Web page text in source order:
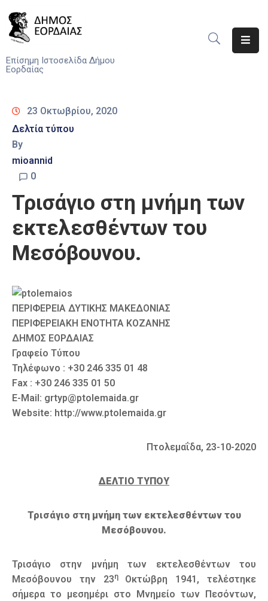
Επίσημη Ιστοσελίδα Δήμου
Εορδαίας
Υπηρεσίες
Του
Δήμου
Προσκλήσεις
Αποφάσεις
Τηλέφωνα
Καιρός
23 Οκτωβρίου, 2020
Δελτία τύπου
By
mioannid
0
Τρισάγιο στη μνήμη των
εκτελεσθέντων του
Μεσόβουνου.
ΠΕΡΙΦΕΡΕΙΑ ΔΥΤΙΚΗΣ ΜΑΚΕΔΟΝΙΑΣ
ΠΕΡΙΦΕΡΕΙΑΚΗ ΕΝΟΤΗΤΑ ΚΟΖΑΝΗΣ
ΔΗΜΟΣ ΕΟΡΔΑΙΑΣ
Γραφείο Τύπου
Τηλέφωνο : +30 246 335 01 48
Fax : +30 246 335 01 50
E-Mail: grtyp@ptolemaida.gr
Website: http://www.ptolemaida.gr
Πτολεμαΐδα, 23-10-2020
ΔΕΛΤΙΟ ΤΥΠΟΥ
Τρισάγιο στη μνήμη των εκτελεσθέντων του
Μεσόβουνου.
Τρισάγιο στην μνήμη των εκτελεσθέντων του
Μεσόβουνου την 23η Οκτώβρη 1941, τελέστηκε
σήμερα το μεσημέρι στο Μνημείο των Πεσόντων,